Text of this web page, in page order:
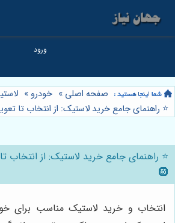
صفحه اصلی » خودرو »
⭐️ راهنمای جامع خرید لاستیک: از انتخاب تا
⭐️ راهنمای جامع خرید لاستیک: از
🛞
انتخاب و خرید لاستیک مناسب برای